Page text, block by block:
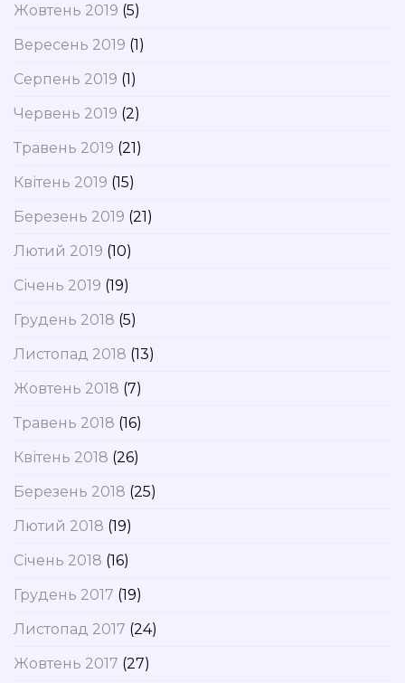
Жовтень 2019 (5)
Вересень 2019 (1)
Серпень 2019 (1)
Червень 2019 (2)
Травень 2019 (21)
Квітень 2019 (15)
Березень 2019 (21)
Лютий 2019 (10)
Січень 2019 (19)
Грудень 2018 (5)
Листопад 2018 (13)
Жовтень 2018 (7)
Травень 2018 (16)
Квітень 2018 (26)
Березень 2018 (25)
Лютий 2018 (19)
Січень 2018 (16)
Грудень 2017 (19)
Листопад 2017 (24)
Жовтень 2017 (27)